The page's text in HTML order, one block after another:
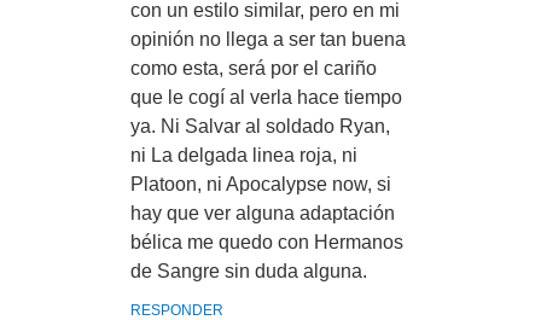
con un estilo similar, pero en mi
opinión no llega a ser tan buena
como esta, será por el cariño
que le cogí al verla hace tiempo
ya. Ni Salvar al soldado Ryan,
ni La delgada linea roja, ni
Platoon, ni Apocalypse now, si
hay que ver alguna adaptación
bélica me quedo con Hermanos
de Sangre sin duda alguna.
RESPONDER